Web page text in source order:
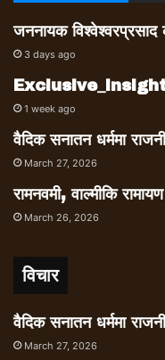
जननायक
3 days ago
1 week ago
वैदिक सनातन धर्ममा
March 27, 2026
रामनवमी, वाल्मीकि
March 26, 2026
विचार
वैदिक सनातन धर्ममा
March 27, 2026